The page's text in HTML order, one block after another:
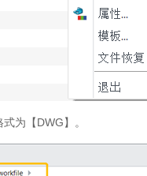
为【DWG】。